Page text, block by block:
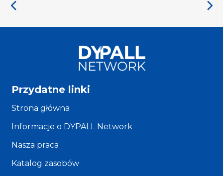
Przydatne linki
Strona główna
Informacje o DYPALL Network
Nasza praca
Katalog zasobów